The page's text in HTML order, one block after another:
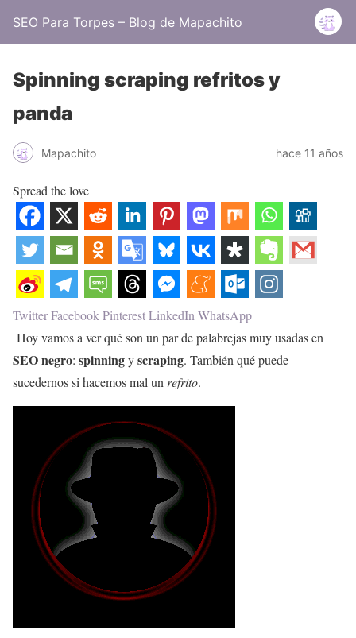
SEO Para Torpes – Blog de Mapachito
Spinning scraping refritos y
panda
Mapachito hace 11 años
Spread the love
TwitterFacebook PinterestLinkedIn WhatsApp
Hoy vamos a ver qué son un par de palabrejas muy usadas en
SEO negro: spinningyscraping. También qué puede
sucedernos si hacemos mal un refrito.